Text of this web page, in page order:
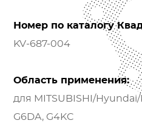
Номер по каталогу
KV-687-004
Область применения:
для MITSUBISHI/Hyundai/
G6DA, G4KC